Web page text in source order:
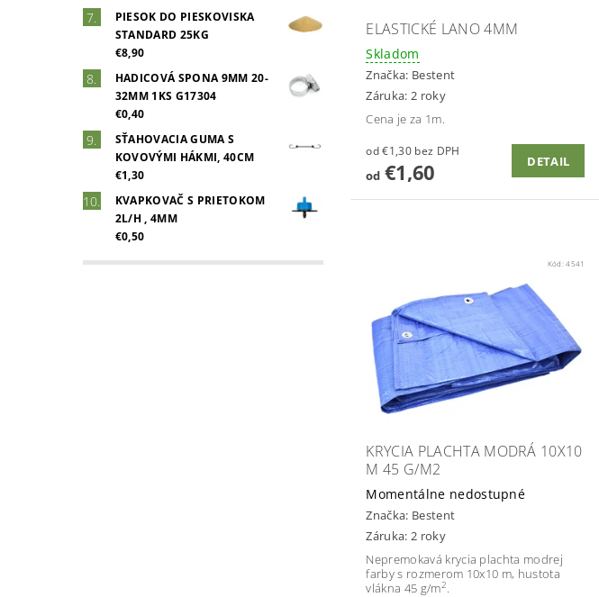
PIESOK DO PIESKOVISKA
STANDARD 25KG
€8,90
HADICOVÁ SPONA 9MM 20-
32MM 1KS G17304
€0,40
SŤAHOVACIA GUMA S
KOVOVÝMI HÁKMI, 40CM
€1,30
KVAPKOVAČ S PRIETOKOM
2L/H , 4MM
€0,50
ELASTICKÉ LANO 4MM
Skladom
Značka: Bestent
Záruka: 2 roky
Cena je za 1m.
od €1,30 bez DPH
od€1,60 DETAIL
Kód:4541
KRYCIA PLACHTA MODRÁ 10X10
M 45 G/M2
Momentálne nedostupné
Značka: Bestent
Záruka: 2 roky
Nepremokavá krycia plachta modrej
farby s rozmerom 10x10 m, hustota
vlákna 45 g/m2.